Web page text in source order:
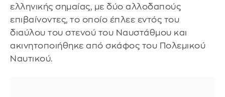
ελληνικής σημαίας, με δύο αλλοδαπούς
επιβαίνοντες, το οποίο έπλεε εντός του
διαύλου του στενού του Ναυστάθμου και
ακινητοποιήθηκε από σκάφος του Πολεμικού
Ναυτικού.